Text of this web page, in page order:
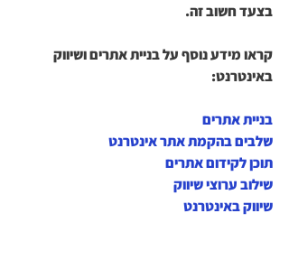
בצעד חשוב זה.
קראו מידע נוסף על בניית אתרים ושיווק
באינטרנט:
בניית אתרים
שלבים בהקמת אתר אינטרנט
תוכן לקידום אתרים
שילוב ערוצי שיווק
שיווק באינטרנט